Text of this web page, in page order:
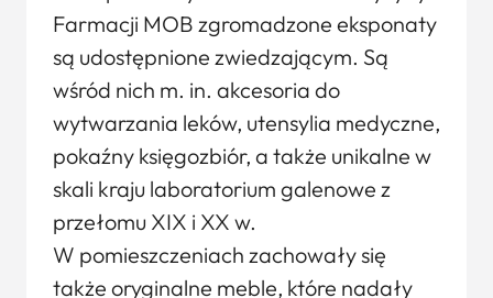
Farmacji MOB zgromadzone eksponaty
są udostępnione zwiedzającym. Są
wśród nich m. in. akcesoria do
wytwarzania leków, utensylia medyczne,
pokaźny księgozbiór, a także unikalne w
skali kraju laboratorium galenowe z
przełomu XIX i XX w.
W pomieszczeniach zachowały się
także oryginalne meble, które nadały